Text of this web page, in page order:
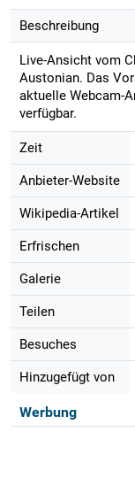
Beschreibung
Live-Ansicht vom
Austonian. Das
aktuelle Webcam-
verfügbar.
Zeit
Anbieter-Website
Wikipedia-Artikel
Erfrischen
Galerie
Teilen
Besuches
Hinzugefügt von
Werbung